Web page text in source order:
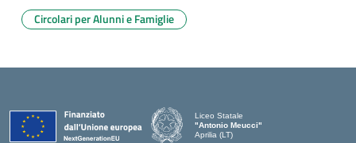
Circolari per Alunni e Famiglie
Liceo Statale
"Antonio Meucci"
Aprilia (LT)